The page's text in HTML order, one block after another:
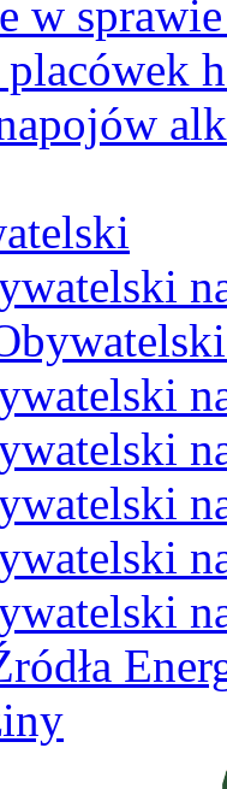
w